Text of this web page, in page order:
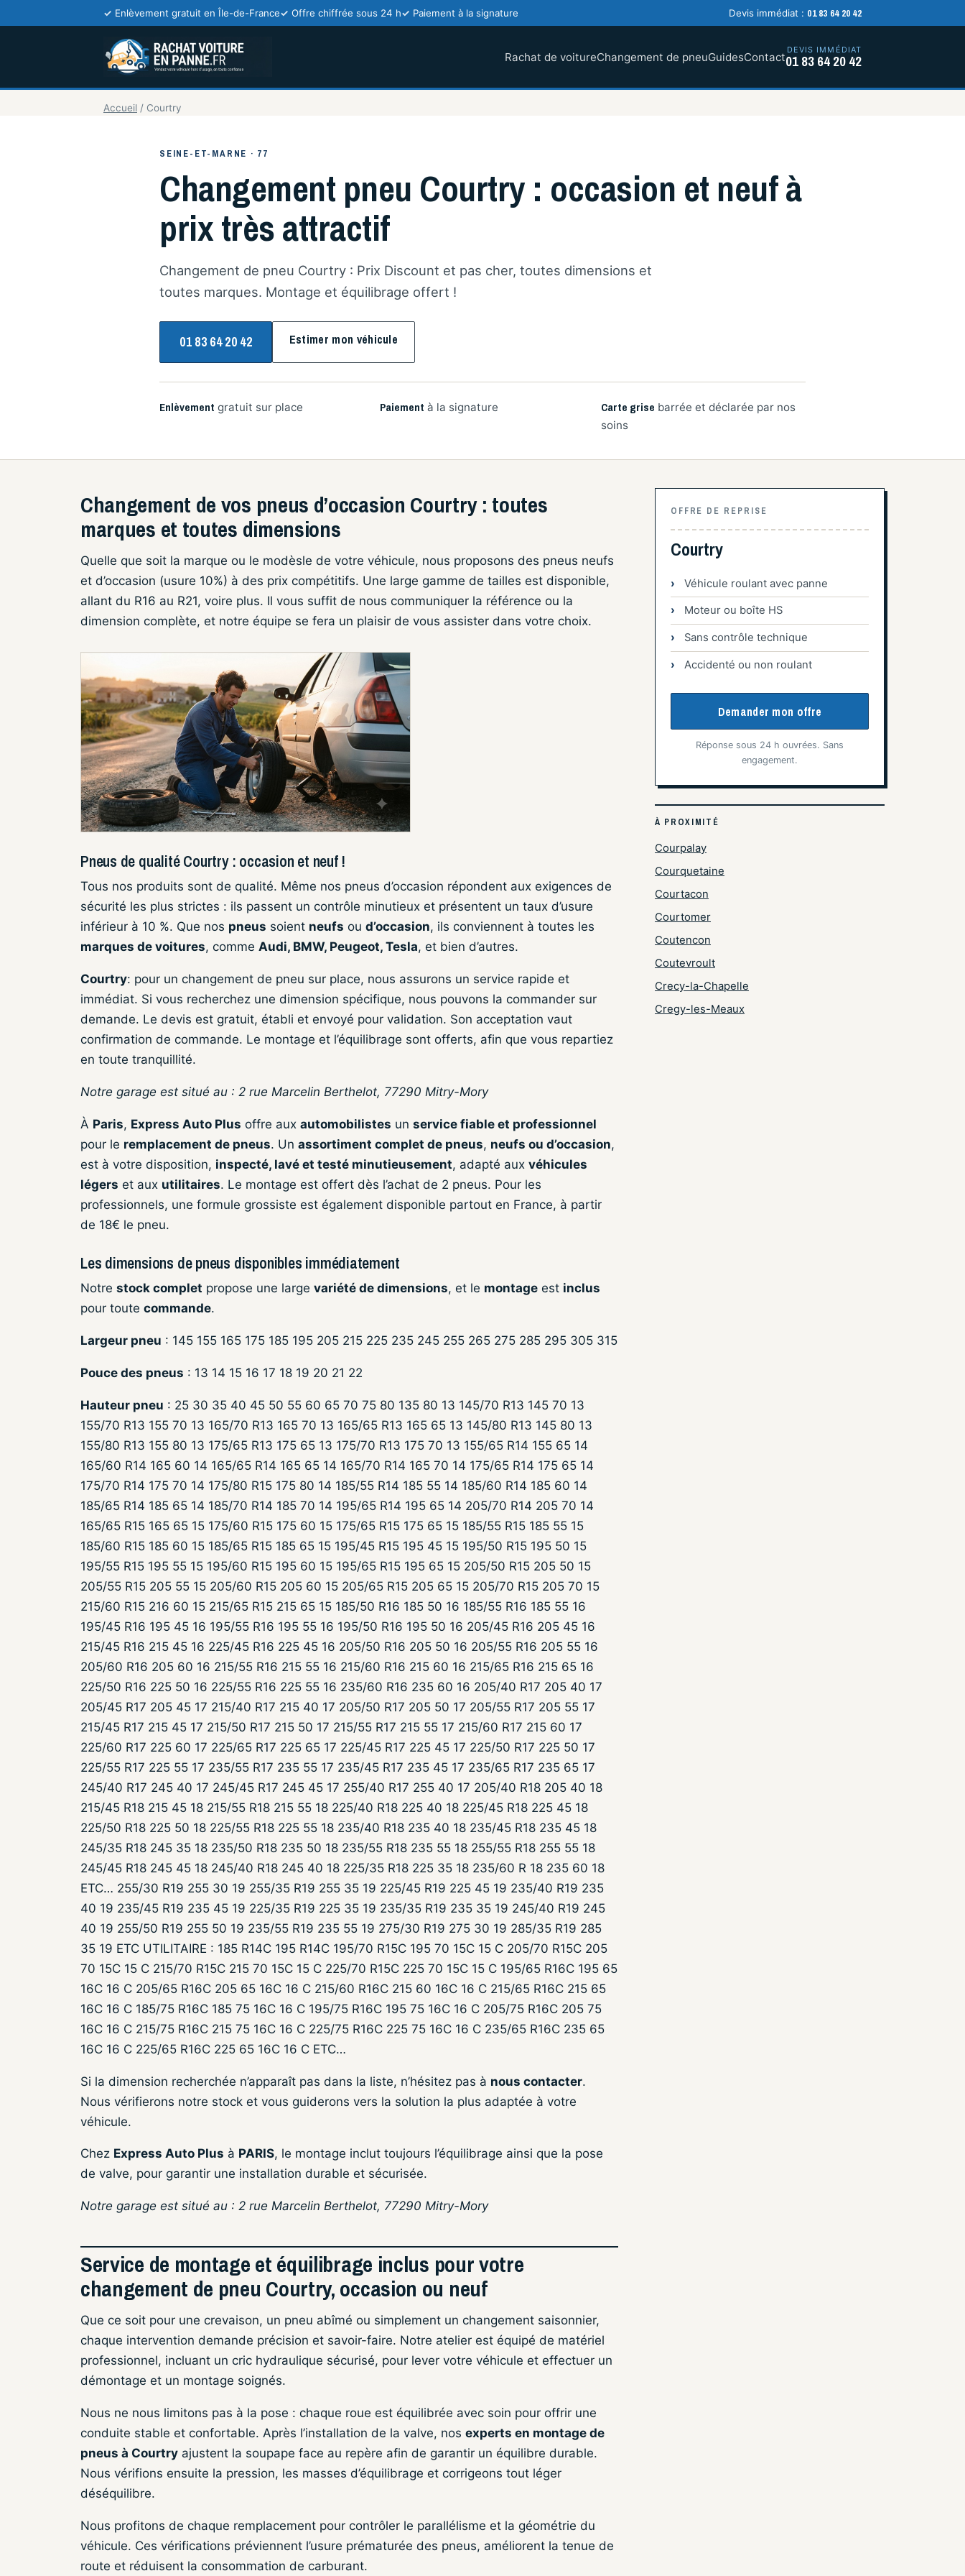
Enlèvement gratuit en Île-de-France Offre chiffrée sous 24 h Paiement à la signature Devis immédiat : 01 83 64 20 42
Rachat de voitureChangement de pneuGuidesContact
DEVIS IMMÉDIAT
01 83 64 20 42
Accueil / Courtry
SEINE-ET-MARNE · 77
Changement pneu Courtry : occasion et neuf à
prix très attractif
Changement de pneu Courtry : Prix Discount et pas cher, toutes dimensions et
toutes marques. Montage et équilibrage offert !
01 83 64 20 42 Estimer mon véhicule
Enlèvement gratuit sur place Paiement à la signature Carte grise barrée et déclarée par nos
soins
Changement de vos pneus d’occasion Courtry : toutes
marques et toutes dimensions
Quelle que soit la marque ou le modèsle de votre véhicule, nous proposons des pneus neufs
et d’occasion (usure 10%) à des prix compétitifs. Une large gamme de tailles est disponible,
allant du R16 au R21, voire plus. Il vous suffit de nous communiquer la référence ou la
dimension complète, et notre équipe se fera un plaisir de vous assister dans votre choix.
Pneus de qualité Courtry : occasion et neuf !
Tous nos produits sont de qualité. Même nos pneus d’occasion répondent aux exigences de
sécurité les plus strictes : ils passent un contrôle minutieux et présentent un taux d’usure
inférieur à 10 %. Que nos pneus soient neufs ou d’occasion, ils conviennent à toutes les
marques de voitures, comme Audi, BMW, Peugeot, Tesla, et bien d’autres.
Courtry: pour un changement de pneu sur place, nous assurons un service rapide et
immédiat. Si vous recherchez une dimension spécifique, nous pouvons la commander sur
demande. Le devis est gratuit, établi et envoyé pour validation. Son acceptation vaut
confirmation de commande. Le montage et l’équilibrage sont offerts, afin que vous repartiez
en toute tranquillité.
Notre garage est situé au : 2 rue Marcelin Berthelot, 77290 Mitry-Mory
À Paris, Express Auto Plus offre aux automobilistes un service fiable et professionnel
pour le remplacement de pneus. Un assortiment complet de pneus, neufs ou d’occasion,
est à votre disposition, inspecté, lavé et testé minutieusement, adapté aux véhicules
légers et aux utilitaires. Le montage est offert dès l’achat de 2 pneus. Pour les
professionnels, une formule grossiste est également disponible partout en France, à partir
de 18€ le pneu.
Les dimensions de pneus disponibles immédiatement
Notre stock complet propose une large variété de dimensions, et le montage est inclus
pour toute commande.
Largeur pneu : 145 155 165 175 185 195 205 215 225 235 245 255 265 275 285 295 305 315
Pouce des pneus : 13 14 15 16 17 18 19 20 21 22
Hauteur pneu : 25 30 35 40 45 50 55 60 65 70 75 80 135 80 13 145/70 R13 145 70 13
155/70 R13 155 70 13 165/70 R13 165 70 13 165/65 R13 165 65 13 145/80 R13 145 80 13
155/80 R13 155 80 13 175/65 R13 175 65 13 175/70 R13 175 70 13 155/65 R14 155 65 14
165/60 R14 165 60 14 165/65 R14 165 65 14 165/70 R14 165 70 14 175/65 R14 175 65 14
175/70 R14 175 70 14 175/80 R15 175 80 14 185/55 R14 185 55 14 185/60 R14 185 60 14
185/65 R14 185 65 14 185/70 R14 185 70 14 195/65 R14 195 65 14 205/70 R14 205 70 14
165/65 R15 165 65 15 175/60 R15 175 60 15 175/65 R15 175 65 15 185/55 R15 185 55 15
185/60 R15 185 60 15 185/65 R15 185 65 15 195/45 R15 195 45 15 195/50 R15 195 50 15
195/55 R15 195 55 15 195/60 R15 195 60 15 195/65 R15 195 65 15 205/50 R15 205 50 15
205/55 R15 205 55 15 205/60 R15 205 60 15 205/65 R15 205 65 15 205/70 R15 205 70 15
215/60 R15 216 60 15 215/65 R15 215 65 15 185/50 R16 185 50 16 185/55 R16 185 55 16
195/45 R16 195 45 16 195/55 R16 195 55 16 195/50 R16 195 50 16 205/45 R16 205 45 16
215/45 R16 215 45 16 225/45 R16 225 45 16 205/50 R16 205 50 16 205/55 R16 205 55 16
205/60 R16 205 60 16 215/55 R16 215 55 16 215/60 R16 215 60 16 215/65 R16 215 65 16
225/50 R16 225 50 16 225/55 R16 225 55 16 235/60 R16 235 60 16 205/40 R17 205 40 17
205/45 R17 205 45 17 215/40 R17 215 40 17 205/50 R17 205 50 17 205/55 R17 205 55 17
215/45 R17 215 45 17 215/50 R17 215 50 17 215/55 R17 215 55 17 215/60 R17 215 60 17
225/60 R17 225 60 17 225/65 R17 225 65 17 225/45 R17 225 45 17 225/50 R17 225 50 17
225/55 R17 225 55 17 235/55 R17 235 55 17 235/45 R17 235 45 17 235/65 R17 235 65 17
245/40 R17 245 40 17 245/45 R17 245 45 17 255/40 R17 255 40 17 205/40 R18 205 40 18
215/45 R18 215 45 18 215/55 R18 215 55 18 225/40 R18 225 40 18 225/45 R18 225 45 18
225/50 R18 225 50 18 225/55 R18 225 55 18 235/40 R18 235 40 18 235/45 R18 235 45 18
245/35 R18 245 35 18 235/50 R18 235 50 18 235/55 R18 235 55 18 255/55 R18 255 55 18
245/45 R18 245 45 18 245/40 R18 245 40 18 225/35 R18 225 35 18 235/60 R 18 235 60 18
ETC… 255/30 R19 255 30 19 255/35 R19 255 35 19 225/45 R19 225 45 19 235/40 R19 235
40 19 235/45 R19 235 45 19 225/35 R19 225 35 19 235/35 R19 235 35 19 245/40 R19 245
40 19 255/50 R19 255 50 19 235/55 R19 235 55 19 275/30 R19 275 30 19 285/35 R19 285
35 19 ETC UTILITAIRE : 185 R14C 195 R14C 195/70 R15C 195 70 15C 15 C 205/70 R15C 205
70 15C 15 C 215/70 R15C 215 70 15C 15 C 225/70 R15C 225 70 15C 15 C 195/65 R16C 195 65
16C 16 C 205/65 R16C 205 65 16C 16 C 215/60 R16C 215 60 16C 16 C 215/65 R16C 215 65
16C 16 C 185/75 R16C 185 75 16C 16 C 195/75 R16C 195 75 16C 16 C 205/75 R16C 205 75
16C 16 C 215/75 R16C 215 75 16C 16 C 225/75 R16C 225 75 16C 16 C 235/65 R16C 235 65
16C 16 C 225/65 R16C 225 65 16C 16 C ETC…
Si la dimension recherchée n’apparaît pas dans la liste, n’hésitez pas à nous contacter.
Nous vérifierons notre stock et vous guiderons vers la solution la plus adaptée à votre
véhicule.
Chez Express Auto Plus à PARIS, le montage inclut toujours l’équilibrage ainsi que la pose
de valve, pour garantir une installation durable et sécurisée.
Notre garage est situé au : 2 rue Marcelin Berthelot, 77290 Mitry-Mory
Service de montage et équilibrage inclus pour votre
changement de pneu Courtry, occasion ou neuf
Que ce soit pour une crevaison, un pneu abîmé ou simplement un changement saisonnier,
chaque intervention demande précision et savoir-faire. Notre atelier est équipé de matériel
professionnel, incluant un cric hydraulique sécurisé, pour lever votre véhicule et effectuer un
démontage et un montage soignés.
Nous ne nous limitons pas à la pose : chaque roue est équilibrée avec soin pour offrir une
conduite stable et confortable. Après l’installation de la valve, nos experts en montage de
pneus à Courtry ajustent la soupape face au repère afin de garantir un équilibre durable.
Nous vérifions ensuite la pression, les masses d’équilibrage et corrigeons tout léger
déséquilibre.
Nous profitons de chaque remplacement pour contrôler le parallélisme et la géométrie du
véhicule. Ces vérifications préviennent l’usure prématurée des pneus, améliorent la tenue de
route et réduisent la consommation de carburant.
OFFRE DE REPRISE
Courtry
Véhicule roulant avec panne
Moteur ou boîte HS
Sans contrôle technique
Accidenté ou non roulant
Demander mon offre
Réponse sous 24 h ouvrées. Sans
engagement.
À PROXIMITÉ
Courpalay
Courquetaine
Courtacon
Courtomer
Coutencon
Coutevroult
Crecy-la-Chapelle
Cregy-les-Meaux